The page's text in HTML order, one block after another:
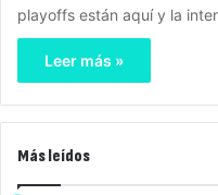
playoffs están aquí y la
Leer más »
Más leídos